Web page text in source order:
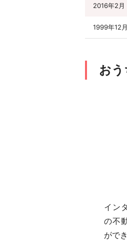
2016年2月
1999年12月
お
イン
の不
がで